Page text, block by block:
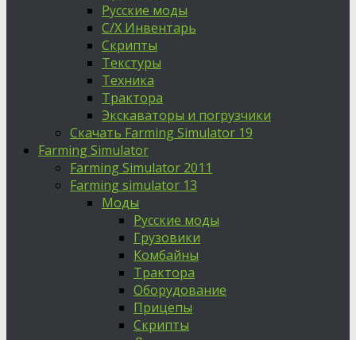
Русские моды
С/Х Инвентарь
Скрипты
Текстуры
Техника
Трактора
Экскаваторы и погрузчики
Скачать Farming Simulator 19
Farming Simulator
Farming Simulator 2011
Farming simulator 13
Моды
Русские моды
Грузовики
Комбайны
Трактора
Оборудование
Прицепы
Скрипты